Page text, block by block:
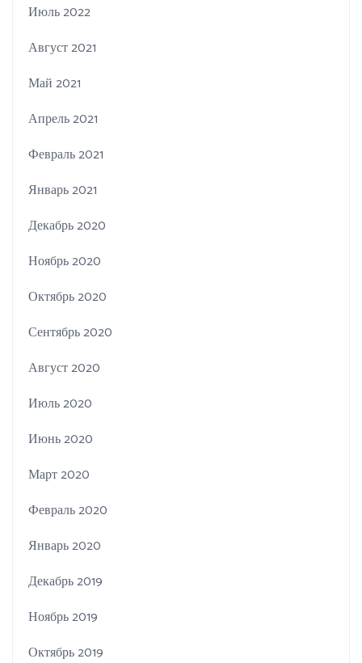
Июль 2022
Август 2021
Май 2021
Апрель 2021
Февраль 2021
Январь 2021
Декабрь 2020
Ноябрь 2020
Октябрь 2020
Сентябрь 2020
Август 2020
Июль 2020
Июнь 2020
Март 2020
Февраль 2020
Январь 2020
Декабрь 2019
Ноябрь 2019
Октябрь 2019